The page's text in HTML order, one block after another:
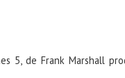
5, de Frank Marshall